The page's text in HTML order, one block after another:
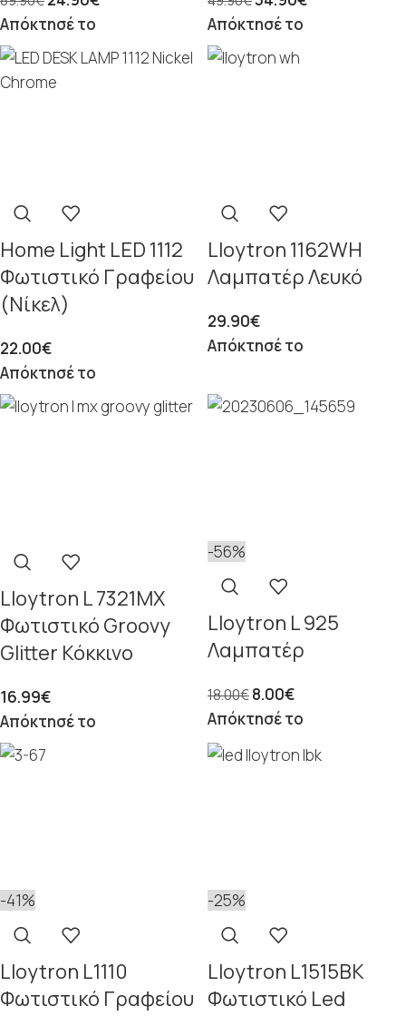
Απόκτησέ το
Απόκτησέ το
Home Light LED 1112
Φωτιστικό Γραφείου
(Νίκελ)
22.00€
Απόκτησέ το
Lloytron 1162WH
Λαμπατέρ Λευκό
29.90€
Απόκτησέ το
Lloytron L 7321MX
Φωτιστικό Groovy
Glitter Κόκκινο
16.99€
Απόκτησέ το
-56%
Lloytron L 925
Λαμπατέρ
18.00€8.00€
Απόκτησέ το
-41%
Lloytron L1110
Φωτιστικό Γραφείου
-25%
Lloytron L1515BK
Φωτιστικό Led